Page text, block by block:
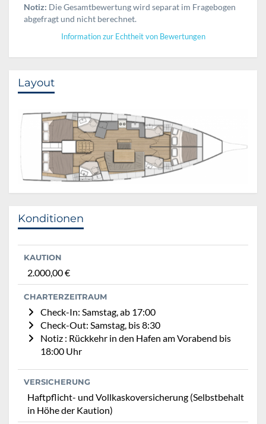
Notiz: Die Gesamtbewertung wird separat im Fragebogen
abgefragt und nicht berechnet.
Information zur Echtheit von Bewertungen
Layout
Konditionen
KAUTION
2.000,00 €
CHARTERZEITRAUM
Check-In: Samstag, ab 17:00
Check-Out: Samstag, bis 8:30
Notiz : Rückkehr in den Hafen am Vorabend bis
18:00 Uhr
VERSICHERUNG
Haftpflicht- und Vollkaskoversicherung (Selbstbehalt
in Höhe der Kaution)